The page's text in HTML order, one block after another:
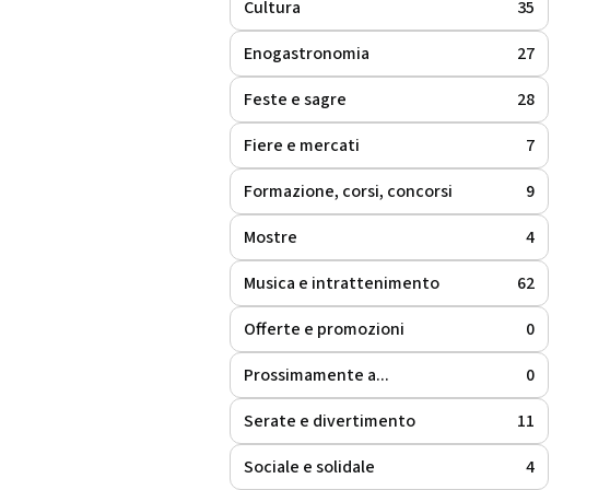
Cultura
35
Enogastronomia
27
Feste e sagre
28
Fiere e mercati
7
Formazione, corsi, concorsi
9
Mostre
4
Musica e intrattenimento
62
Offerte e promozioni
0
Prossimamente a...
0
Serate e divertimento
11
Sociale e solidale
4